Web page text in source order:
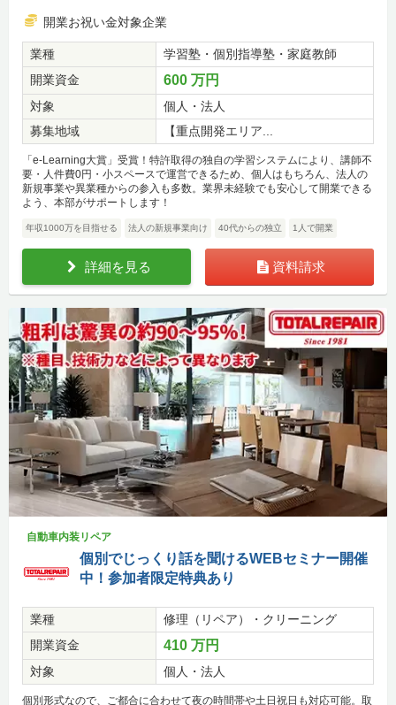
開業お祝い金対象企業
業種
学習塾・個別指導塾・家庭教師
開業資金
600 万円
対象
個人・法人
募集地域
【重点開発エリア...
「e-Learning大賞」受賞！特許取得の独自の学習システムにより、講師不
要・人件費0円・小スペースで運営できるため、個人はもちろん、法人の
新規事業や異業種からの参入も多数。業界未経験でも安心して開業できる
よう、本部がサポートします！
年収1000万を目指せる 法人の新規事業向け 40代からの独立 1人で開業
詳細を見る 資料請求
自動車内装リペア
個別でじっくり話を聞けるWEBセミナー開催
中！参加者限定特典あり
業種
修理（リペア）・クリーニング
開業資金
410 万円
対象 個人・法人
個別形式なので、ご都合に合わせて夜の時間帯や土日祝日も対応可能。取